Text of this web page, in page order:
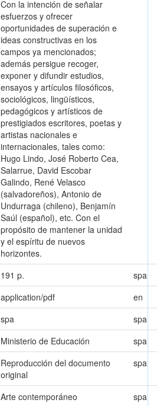
Con la intención de señalar
esfuerzos y ofrecer
oportunidades de superación e
ideas constructivas en los
campos ya mencionados;
además persigue recoger,
exponer y difundir estudios,
ensayos y artículos filosóficos,
sociológicos, lingüísticos,
pedagógicos y artísticos de
prestigiados escritores, poetas y
artistas nacionales e
internacionales, tales como:
Hugo Lindo, José Roberto Cea,
Salarrue, David Escobar
Galindo, René Velasco
(salvadoreños), Antonio de
Undurraga (chileno), Benjamín
Saúl (español), etc. Con el
propósito de mantener la unidad
y el espíritu de nuevos
horizontes.
191 p.
spa
application/pdf
en
spa
spa
Ministerio de Educación
spa
Reproducción del documento
original
spa
Arte contemporáneo
spa